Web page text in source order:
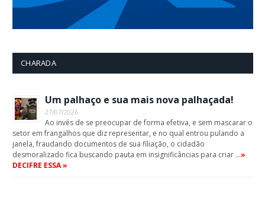
CHARADA
Um palhaço e sua mais nova palhaçada!
27/07/2026
Ao invés de se preocupar de forma efetiva, e sem mascarar o
setor em frangalhos que diz representar, e no qual entrou pulando a
janela, fraudando documentos de sua filiação, o cidadão
desmoralizado fica buscando pauta em insignificâncias para criar …»
DECIFRE ESSA »